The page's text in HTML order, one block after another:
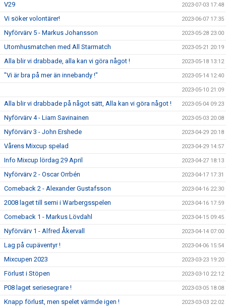
V29 2023-07-03 17:48
Vi söker volontärer! 2023-06-07 17:35
Nyförvärv 5 - Markus Johansson 2023-05-28 23:00
Utomhusmatchen med All Starmatch 2023-05-21 20:19
Alla blir vi drabbade, alla kan vi göra något ! 2023-05-18 13:12
"Vi är bra på mer än innebandy !" 2023-05-14 12:40
2023-05-10 21:09
Alla blir vi drabbade på något sätt, Alla kan vi göra något ! 2023-05-04 09:23
Nyförvärv 4 - Liam Savinainen 2023-05-03 20:08
Nyförvärv 3 - John Ershede 2023-04-29 20:18
Vårens Mixcup spelad 2023-04-29 14:57
Info Mixcup lördag 29 April 2023-04-27 18:13
Nyförvärv 2 - Oscar Orrbén 2023-04-17 17:31
Comeback 2 - Alexander Gustafsson 2023-04-16 22:30
2008 laget till semi i Warbergsspelen 2023-04-16 17:59
Comeback 1 - Markus Lövdahl 2023-04-15 09:45
Nyförvärv 1 - Alfred Åkervall 2023-04-14 07:00
Lag på cupäventyr ! 2023-04-06 15:54
Mixcupen 2023 2023-03-23 19:20
Förlust i Stöpen 2023-03-10 22:12
P08 laget seriesegrare ! 2023-03-05 18:08
Knapp förlust, men spelet värmde igen ! 2023-03-03 22:02